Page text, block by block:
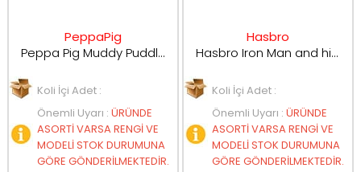
PeppaPig
Peppa Pig Muddy Puddle Figürler G0495
Koli İçi Adet :
Önemli Uyarı : ÜRÜNDE
ASORTİ VARSA RENGİ VE
MODELİ STOK DURUMUNA
GÖRE GÖNDERİLMEKTEDİR.
Hasbro
Hasbro Iron Man and his Awesome Friends Figürleri Seti G1258
Koli İçi Adet :
Önemli Uyarı : ÜRÜNDE
ASORTİ VARSA RENGİ VE
MODELİ STOK DURUMUNA
GÖRE GÖNDERİLMEKTEDİR.